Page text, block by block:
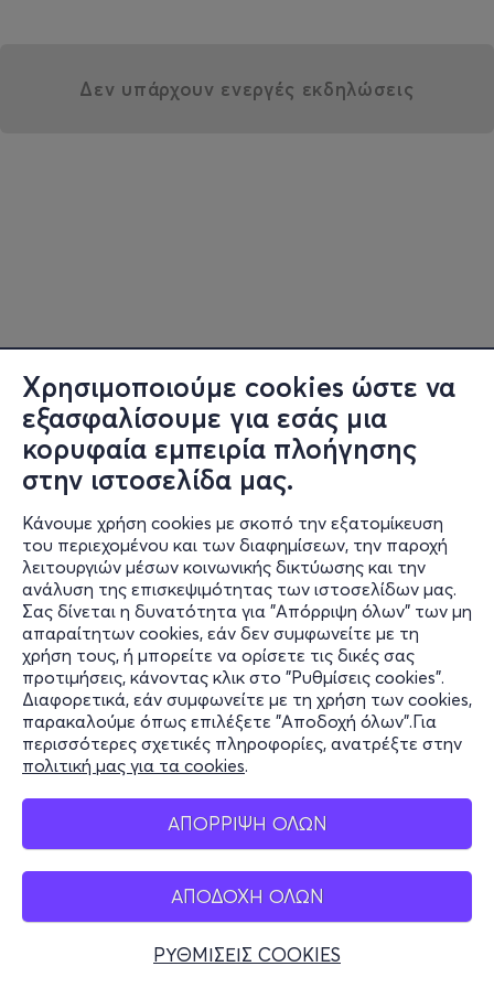
Χρησιμοποιούμε cookies ώστε να
εξασφαλίσουμε για εσάς μια
κορυφαία εμπειρία πλοήγησης
στην ιστοσελίδα μας.
Κάνουμε χρήση cookies με σκοπό την εξατομίκευση
του περιεχομένου και των διαφημίσεων, την παροχή
λειτουργιών μέσων κοινωνικής δικτύωσης και την
ανάλυση της επισκεψιμότητας των ιστοσελίδων μας.
Σας δίνεται η δυνατότητα για "Απόρριψη όλων" των μη
απαραίτητων cookies, εάν δεν συμφωνείτε με τη
χρήση τους, ή μπορείτε να ορίσετε τις δικές σας
προτιμήσεις, κάνοντας κλικ στο "Ρυθμίσεις cookies".
Διαφορετικά, εάν συμφωνείτε με τη χρήση των cookies,
παρακαλούμε όπως επιλέξετε "Αποδοχή όλων".Για
περισσότερες σχετικές πληροφορίες, ανατρέξτε στην
πολιτική μας για τα cookies.
ΑΠΟΡΡΙΨΗ ΟΛΩΝ
ΑΠΟΔΟΧΗ ΟΛΩΝ
ΡΥΘΜΙΣΕΙΣ COOKIES
Δεν υπάρχουν ενεργές εκδηλώσεις